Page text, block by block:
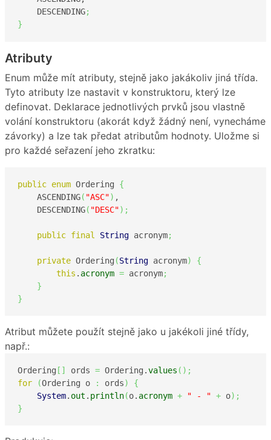
    DESCENDING
;
}
Atributy
Enum může mít atributy, stejně jako jakákoliv jiná třída.
Tyto atributy lze nastavit v konstruktoru, který lze
definovat. Deklarace jednotlivých prvků jsou vlastně
volání konstruktoru (akorát když žádný není, vynecháme
závorky) a lze tak předat atributům hodnoty. Uložme si
pro každé seřazení jeho zkratku:
public enum Ordering {
    ASCENDING
( "ASC") ,
    DESCENDING
( "DESC") ;
public final String acronym;
private Ordering (String acronym)
{
this . acronym = acronym;
}
}
Atribut můžete použít stejně jako u jakékoli jiné třídy,
např.:
Ordering [ ] ords = Ordering.values ( ) ;
for
(Ordering o : ords)
{
System. out . println(o. acronym + " - " + o) ;
}